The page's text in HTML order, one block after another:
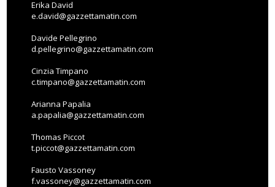
Erika David
e.david@gazzettamatin.com
Davide Pellegrino
d.pellegrino@gazzettamatin.com
Cinzia Timpano
c.timpano@gazzettamatin.com
Arianna Papalia
a.papalia@gazzettamatin.com
Thomas Piccot
t.piccot@gazzettamatin.com
Fausto Vassoney
f.vassoney@gazzettamatin.com